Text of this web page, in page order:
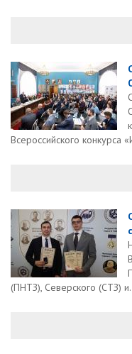
Всероссийского конкурса
(ПНТЗ), Северского (СТЗ)